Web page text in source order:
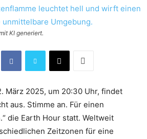
KI generiert.
März 2025, um 20:30 Uhr, findet
aus. Stimme an. Für einen
die Earth Hour statt. Weltweit
Zeitzonen für eine